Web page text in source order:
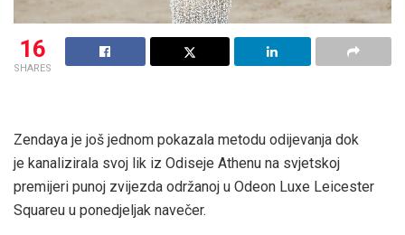
16
SHARES
Zendaya je još jednom pokazala metodu odijevanja dok
je kanalizirala svoj lik iz Odiseje Athenu na svjetskoj
premijeri punoj zvijezda održanoj u Odeon Luxe Leicester
Squareu u ponedjeljak navečer.